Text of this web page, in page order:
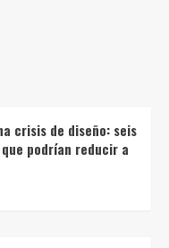
crisis de diseño: seis
podrían reducir a